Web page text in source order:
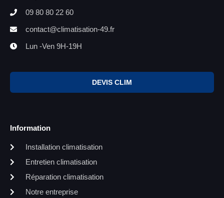
09 80 80 22 60
contact@climatisation-49.fr
Lun -Ven 9H-19H
DEVIS CLIM
Information
Installation climatisation
Entretien climatisation
Réparation climatisation
Notre entreprise